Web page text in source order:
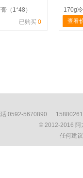
（1*48）
已购买 0
170g
查看
话:0592-5670890
© 2012-2016 阿
任何建